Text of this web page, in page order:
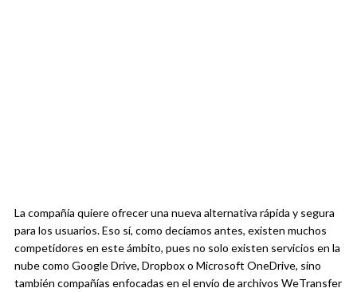
La compañía quiere ofrecer una nueva alternativa rápida y segura
para los usuarios. Eso sí, como decíamos antes, existen muchos
competidores en este ámbito, pues no solo existen servicios en la
nube como Google Drive, Dropbox o Microsoft OneDrive, sino
también compañías enfocadas en el envío de archivos WeTransfer